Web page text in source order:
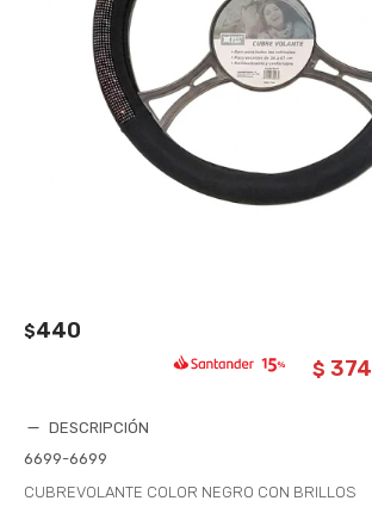
$440
$ 374
DESCRIPCIÓN
6699-6699
CUBREVOLANTE COLOR NEGRO CON BRILLOS